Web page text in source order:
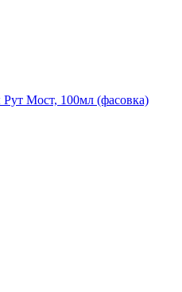
Мост, 100мл (фасовка)